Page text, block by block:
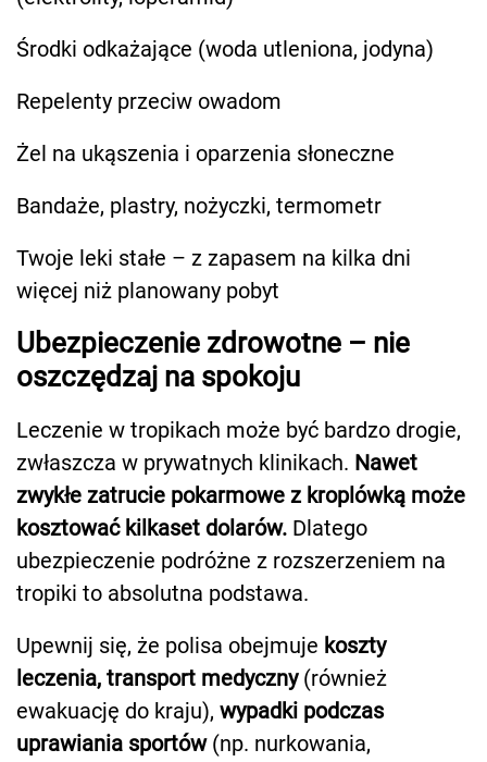
Środki odkażające (woda utleniona, jodyna)
Repelenty przeciw owadom
Żel na ukąszenia i oparzenia słoneczne
Bandaże, plastry, nożyczki, termometr
Twoje leki stałe – z zapasem na kilka dni
więcej niż planowany pobyt
Ubezpieczenie zdrowotne – nie
oszczędzaj na spokoju
Leczenie w tropikach może być bardzo drogie,
zwłaszcza w prywatnych klinikach. Nawet
zwykłe zatrucie pokarmowe z kroplówką może
kosztować kilkaset dolarów. Dlatego
ubezpieczenie podróżne z rozszerzeniem na
tropiki to absolutna podstawa.
Upewnij się, że polisa obejmuje koszty
leczenia, transport medyczny(również
ewakuację do kraju), wypadki podczas
uprawiania sportów(np. nurkowania,